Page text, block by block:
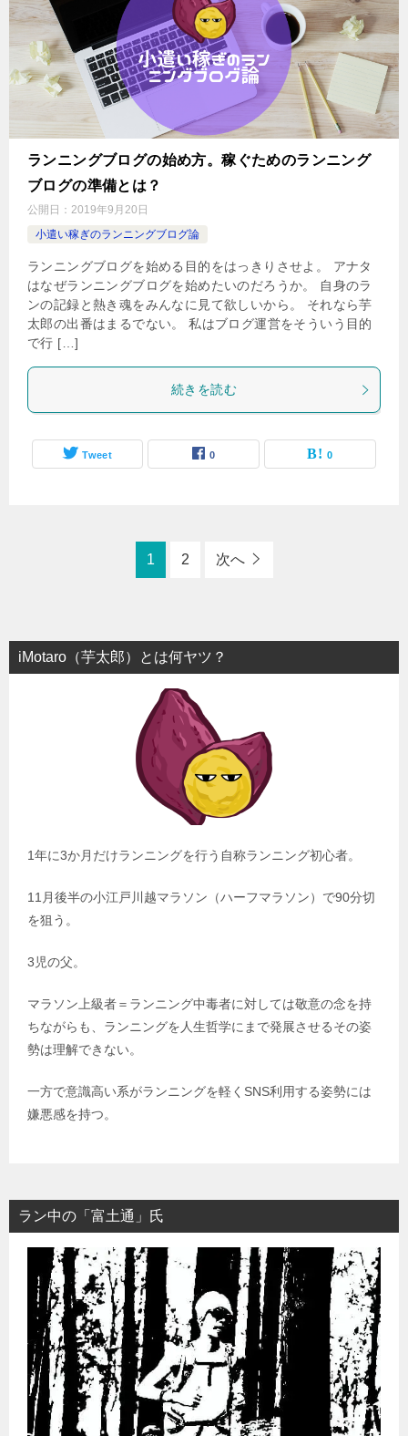
ランニングブログの始め方。稼ぐためのランニング
ブログの準備とは？
公開日： 2019年9月20日
小遣い稼ぎのランニングブログ論
ランニングブログを始める目的をはっきりさせよ。 アナタ
はなぜランニングブログを始めたいのだろうか。 自身のラ
ンの記録と熱き魂をみんなに見て欲しいから。 それなら芋
太郎の出番はまるでない。 私はブログ運営をそういう目的
で行 […]
続きを読む
Tweet 0 0
1 2 次へ
iMotaro（芋太郎）とは何ヤツ？
1年に3か月だけランニングを行う自称ランニング初心者。
11月後半の小江戸川越マラソン（ハーフマラソン）で90分切
を狙う。
3児の父。
マラソン上級者＝ランニング中毒者に対しては敬意の念を持
ちながらも、ランニングを人生哲学にまで発展させるその姿
勢は理解できない。
一方で意識高い系がランニングを軽くSNS利用する姿勢には
嫌悪感を持つ。
ラン中の「富土通」氏